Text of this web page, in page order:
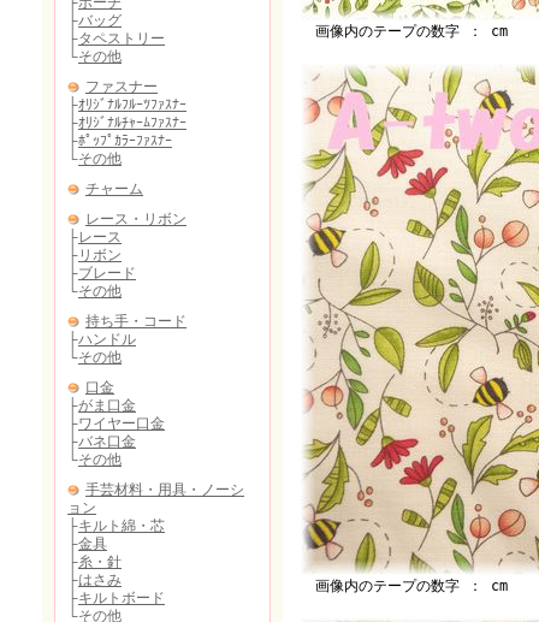
画像内のテープの数字 ： cm
画像内のテープの数字 ： cm